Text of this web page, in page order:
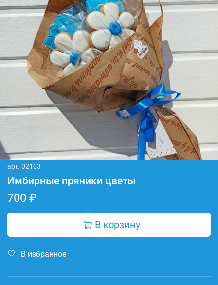
арт. 02103
Имбирные пряники цветы
700 ₽
В корзину
В избранное